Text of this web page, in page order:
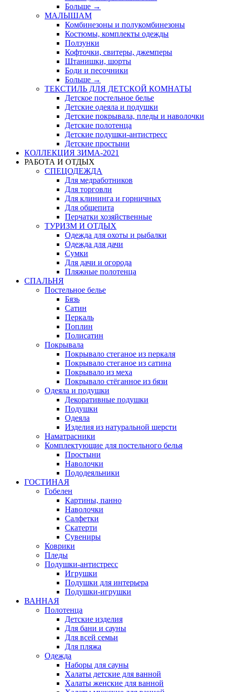
Больше →
МАЛЫШАМ
Комбинезоны и полукомбинезоны
Костюмы, комплекты одежды
Ползунки
Кофточки, свитеры, джемперы
Штанишки, шорты
Боди и песочники
Больше →
ТЕКСТИЛЬ ДЛЯ ДЕТСКОЙ КОМНАТЫ
Детское постельное белье
Детские одеяла и подушки
Детские покрывала, пледы и наволочки
Детские полотенца
Детские подушки-антистресс
Детские простыни
КОЛЛЕКЦИЯ ЗИМА-2021
РАБОТА И ОТДЫХ
СПЕЦОДЕЖДА
Для медработников
Для торговли
Для клининга и горничных
Для общепита
Перчатки хозяйственные
ТУРИЗМ И ОТДЫХ
Одежда для охоты и рыбалки
Одежда для дачи
Сумки
Для дачи и огорода
Пляжные полотенца
СПАЛЬНЯ
Постельное белье
Бязь
Сатин
Перкаль
Поплин
Полисатин
Покрывала
Покрывало стеганое из перкаля
Покрывало стеганое из сатина
Покрывало из меха
Покрывало стёганное из бязи
Одеяла и подушки
Декоративные подушки
Подушки
Одеяла
Изделия из натуральной шерсти
Наматраcники
Комплектующие для постельного белья
Простыни
Наволочки
Пододеяльники
ГОСТИНАЯ
Гобелен
Картины, панно
Наволочки
Салфетки
Скатерти
Сувениры
Коврики
Пледы
Подушки-антистресс
Игрушки
Подушки для интерьера
Подушки-игрушки
ВАННАЯ
Полотенца
Детские изделия
Для бани и сауны
Для всей семьи
Для пляжа
Одежда
Наборы для сауны
Халаты детские для ванной
Халаты женские для ванной